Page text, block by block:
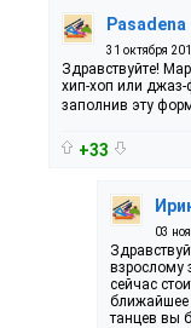
Pasadena
31 октября
Здравствуйте!
хип-хоп или
заполнив эту
+33
03
взрослому
сейчас
ближайшее
танцев вы